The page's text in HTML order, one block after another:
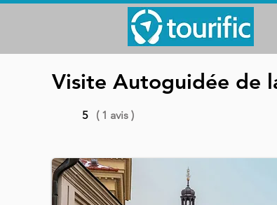
Visite Autoguidée de
5 ( 1 avis )